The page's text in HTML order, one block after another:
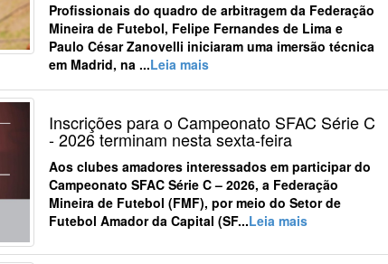
Profissionais do quadro de arbitragem da Federação
Mineira de Futebol, Felipe Fernandes de Lima e
Paulo César Zanovelli iniciaram uma imersão técnica
em Madrid, na ...Leia mais
Inscrições para o Campeonato SFAC Série C
- 2026 terminam nesta sexta-feira
Aos clubes amadores interessados em participar do
Campeonato SFAC Série C – 2026, a Federação
Mineira de Futebol (FMF), por meio do Setor de
Futebol Amador da Capital (SF...Leia mais